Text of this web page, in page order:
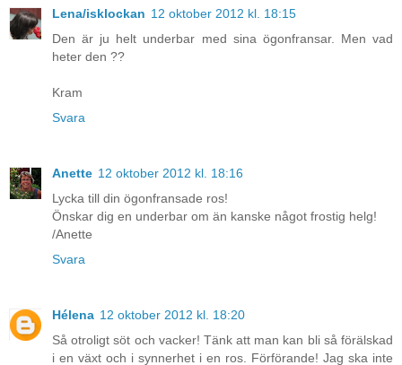
Lena/isklockan 12 oktober 2012 kl. 18:15
Den är ju helt underbar med sina ögonfransar. Men vad
heter den ??
Kram
Svara
Anette 12 oktober 2012 kl. 18:16
Lycka till din ögonfransade ros!
Önskar dig en underbar om än kanske något frostig helg!
/Anette
Svara
Hélena 12 oktober 2012 kl. 18:20
Så otroligt söt och vacker! Tänk att man kan bli så förälskad
i en växt och i synnerhet i en ros. Förförande! Jag ska inte